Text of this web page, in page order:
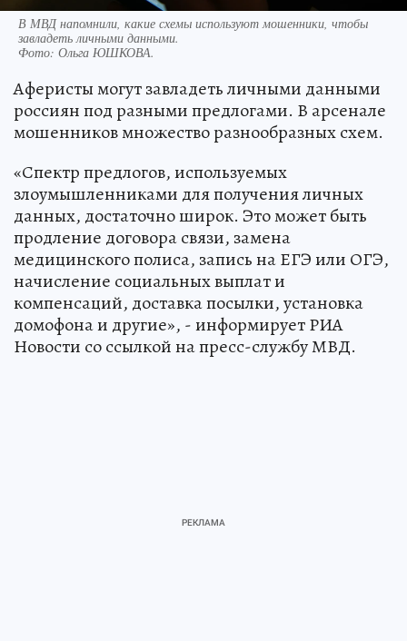
В МВД напомнили, какие схемы используют мошенники, чтобы
завладеть личными данными.
Фото: Ольга ЮШКОВА.
Аферисты могут завладеть личными данными
россиян под разными предлогами. В арсенале
мошенников множество разнообразных схем.
«Спектр предлогов, используемых
злоумышленниками для получения личных
данных, достаточно широк. Это может быть
продление договора связи, замена
медицинского полиса, запись на ЕГЭ или ОГЭ,
начисление социальных выплат и
компенсаций, доставка посылки, установка
домофона и другие», - информирует РИА
Новости со ссылкой на пресс-службу МВД.